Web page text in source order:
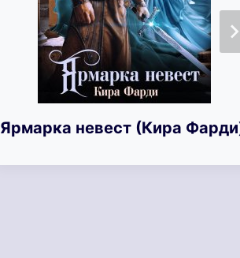
Ярмарка невест (Кира